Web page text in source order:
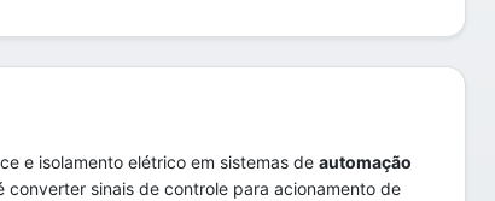
e isolamento elétrico em sistemas de automação
sinais de controle para acionamento de